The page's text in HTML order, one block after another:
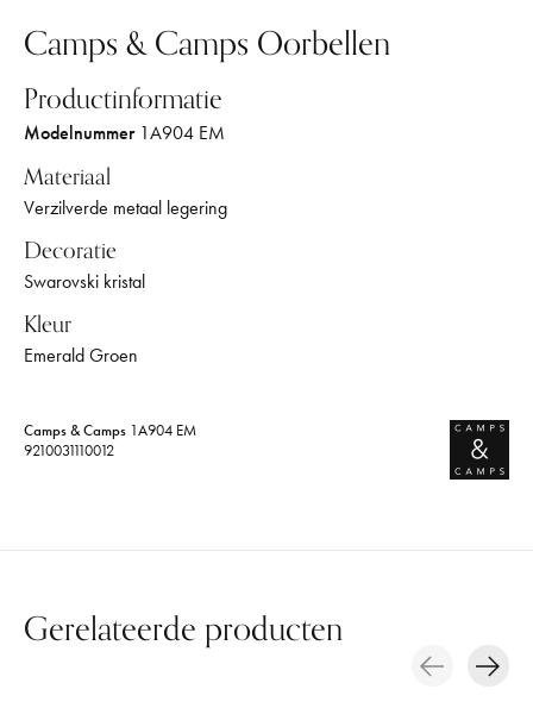
Camps & Camps Oorbellen
Productinformatie
Modelnummer1A904 EM
Materiaal
Verzilverde metaal legering
Decoratie
Swarovski kristal
Kleur
Emerald Groen
Camps & Camps 1A904 EM
9210031110012
Gerelateerde producten